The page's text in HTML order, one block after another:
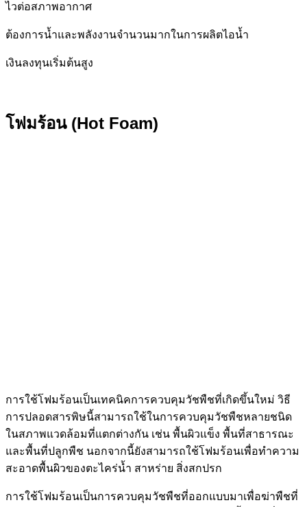
ไวต่อสภาพอากาศ
ต้องการน้ำและพลังงานจำนวนมากในการผลิตไอน้ำ
เงินลงทุนเริ่มต้นสูง
โฟมร้อน (Hot Foam)
การใช้โฟมร้อนเป็นเทคนิคการควบคุมวัชพืชที่เกิดขึ้นใหม่ วิธี
การปลอดสารพิษนี้สามารถใช้ในการควบคุมวัชพืชหลายชนิด
ในสภาพแวดล้อมที่แตกต่างกัน เช่น พื้นผิวแข็ง พื้นที่สาธารณะ
และพื้นที่ปลูกพืช นอกจากนี้ยังสามารถใช้โฟมร้อนเพื่อทำความ
สะอาดพื้นผิวของตะไคร่น้ำ สาหร่าย สิ่งสกปรก
การใช้โฟมร้อนเป็นการควบคุมวัชพืชที่ออกแบบมาเพื่อฆ่าพืชที่